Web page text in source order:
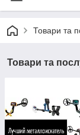
Товари та
Товари та